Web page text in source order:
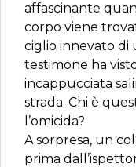
affascinante
corpo viene
ciglio innevato di
testimone ha
incappucciata
strada. Chi è
l’omicida?
A sorpresa, un
prima